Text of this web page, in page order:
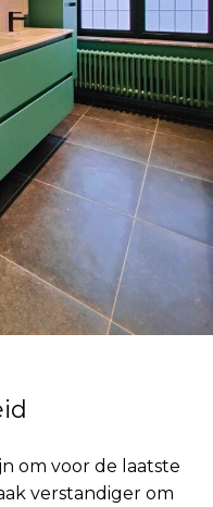
om voor de laatste
verstandiger om